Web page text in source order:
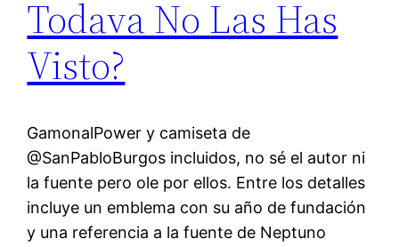
Todava No Las Has
Visto?
GamonalPower y camiseta de
@SanPabloBurgos incluidos, no sé el autor ni
la fuente pero ole por ellos. Entre los detalles
incluye un emblema con su año de fundación
y una referencia a la fuente de Neptuno